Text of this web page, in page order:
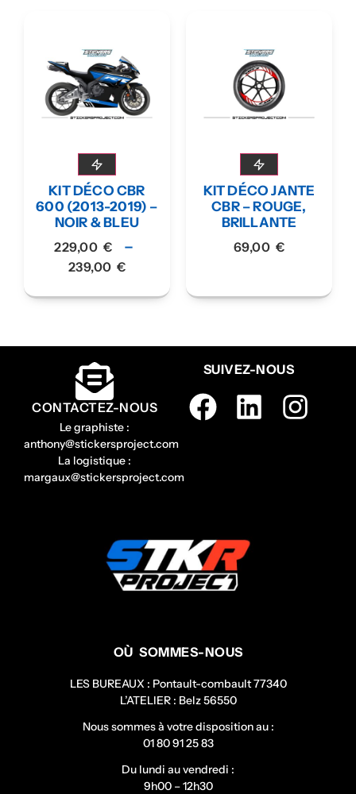
KIT DÉCO CBR
600 (2013-2019) –
NOIR & BLEU
229,00 € –
239,00 €
KIT DÉCO JANTE
CBR – ROUGE,
BRILLANTE
69,00 €
CONTACTEZ-NOUS
Le graphiste :
anthony@stickersproject.com
La logistique :
margaux@stickersproject.com
SUIVEZ-NOUS
OÙ SOMMES-NOUS
LES BUREAUX : Pontault-combault 77340
L’ATELIER : Belz 56550
Nous sommes à votre disposition au :
01 80 91 25 83
Du lundi au vendredi :
9h00 – 12h30